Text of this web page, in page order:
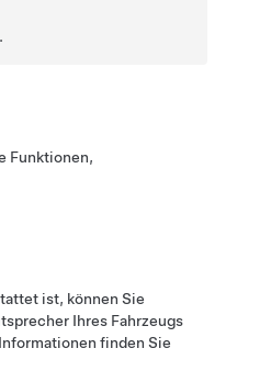
Funktionen,
ist, können Sie
Ihres Fahrzeugs
finden Sie